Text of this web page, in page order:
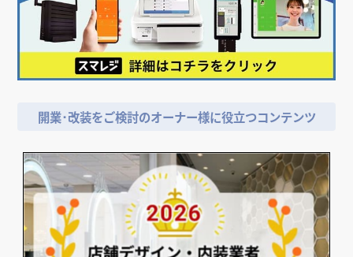
開業･改装をご検討のオーナー様に役立つコンテンツ